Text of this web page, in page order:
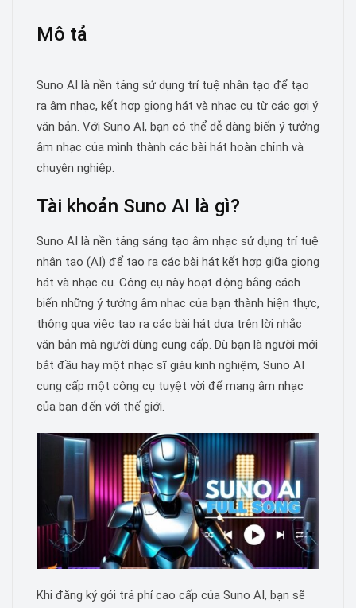
Mô tả
Suno AI là nền tảng sử dụng trí tuệ nhân tạo để tạo
ra âm nhạc, kết hợp giọng hát và nhạc cụ từ các gợi ý
văn bản. Với Suno AI, bạn có thể dễ dàng biến ý tưởng
âm nhạc của mình thành các bài hát hoàn chỉnh và
chuyên nghiệp.
Tài khoản Suno AI là gì?
Suno AI là nền tảng sáng tạo âm nhạc sử dụng trí tuệ
nhân tạo (AI) để tạo ra các bài hát kết hợp giữa giọng
hát và nhạc cụ. Công cụ này hoạt động bằng cách
biến những ý tưởng âm nhạc của bạn thành hiện thực,
thông qua việc tạo ra các bài hát dựa trên lời nhắc
văn bản mà người dùng cung cấp. Dù bạn là người mới
bắt đầu hay một nhạc sĩ giàu kinh nghiệm, Suno AI
cung cấp một công cụ tuyệt vời để mang âm nhạc
của bạn đến với thế giới.
Khi đăng ký gói trả phí cao cấp của Suno AI, bạn sẽ